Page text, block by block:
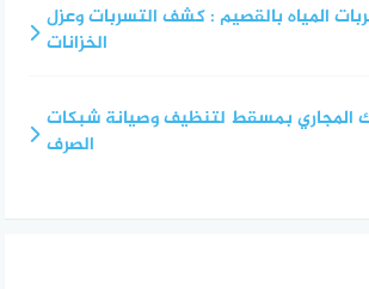
المياه بالقصيم : كشف التسربات وعزل
الخزانات
المجاري بمسقط لتنظيف وصيانة شبكات
الصرف